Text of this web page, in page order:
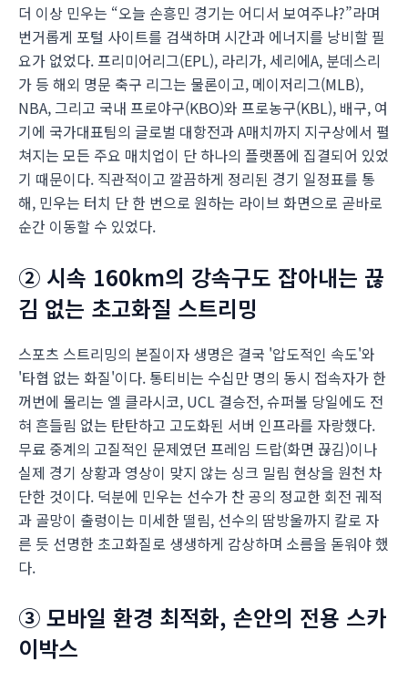
더 이상 민우는 “오늘 손흥민 경기는 어디서 보여주냐?”라며
번거롭게 포털 사이트를 검색하며 시간과 에너지를 낭비할 필
요가 없었다. 프리미어리그(EPL), 라리가, 세리에A, 분데스리
가 등 해외 명문 축구 리그는 물론이고, 메이저리그(MLB),
NBA, 그리고 국내 프로야구(KBO)와 프로농구(KBL), 배구, 여
기에 국가대표팀의 글로벌 대항전과 A매치까지 지구상에서 펼
쳐지는 모든 주요 매치업이 단 하나의 플랫폼에 집결되어 있었
기 때문이다. 직관적이고 깔끔하게 정리된 경기 일정표를 통
해, 민우는 터치 단 한 번으로 원하는 라이브 화면으로 곧바로
순간 이동할 수 있었다.
② 시속 160km의 강속구도 잡아내는 끊
김 없는 초고화질 스트리밍
스포츠 스트리밍의 본질이자 생명은 결국 '압도적인 속도'와
'타협 없는 화질'이다. 통티비는 수십만 명의 동시 접속자가 한
꺼번에 몰리는 엘 클라시코, UCL 결승전, 슈퍼볼 당일에도 전
혀 흔들림 없는 탄탄하고 고도화된 서버 인프라를 자랑했다.
무료 중계의 고질적인 문제였던 프레임 드랍(화면 끊김)이나
실제 경기 상황과 영상이 맞지 않는 싱크 밀림 현상을 원천 차
단한 것이다. 덕분에 민우는 선수가 찬 공의 정교한 회전 궤적
과 골망이 출렁이는 미세한 떨림, 선수의 땀방울까지 칼로 자
른 듯 선명한 초고화질로 생생하게 감상하며 소름을 돋워야 했
다.
③ 모바일 환경 최적화, 손안의 전용 스카
이박스